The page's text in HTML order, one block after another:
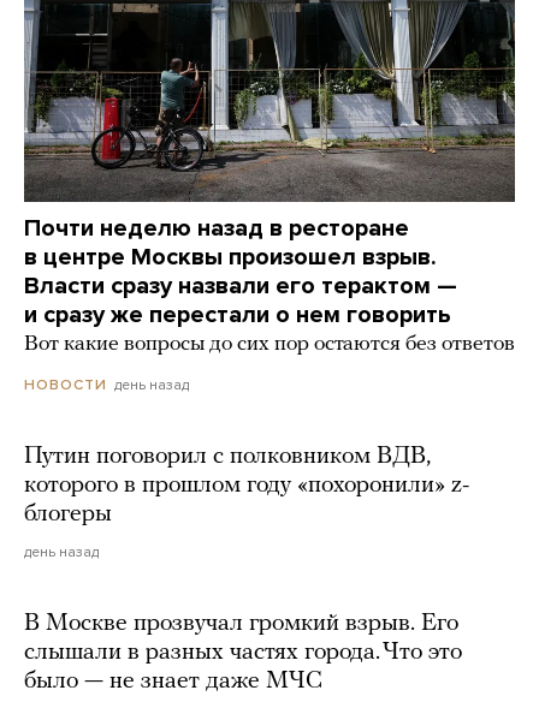
Почти неделю назад в ресторане
в центре Москвы произошел взрыв.
Власти сразу назвали его терактом —
и сразу же перестали о нем говорить
Вот какие вопросы до сих пор остаются без ответов
НОВОСТИ день назад
Путин поговорил с полковником ВДВ,
которого в прошлом году «похоронили» z-
блогеры
день назад
В Москве прозвучал громкий взрыв. Его
слышали в разных частях города. Что это
было — не знает даже МЧС